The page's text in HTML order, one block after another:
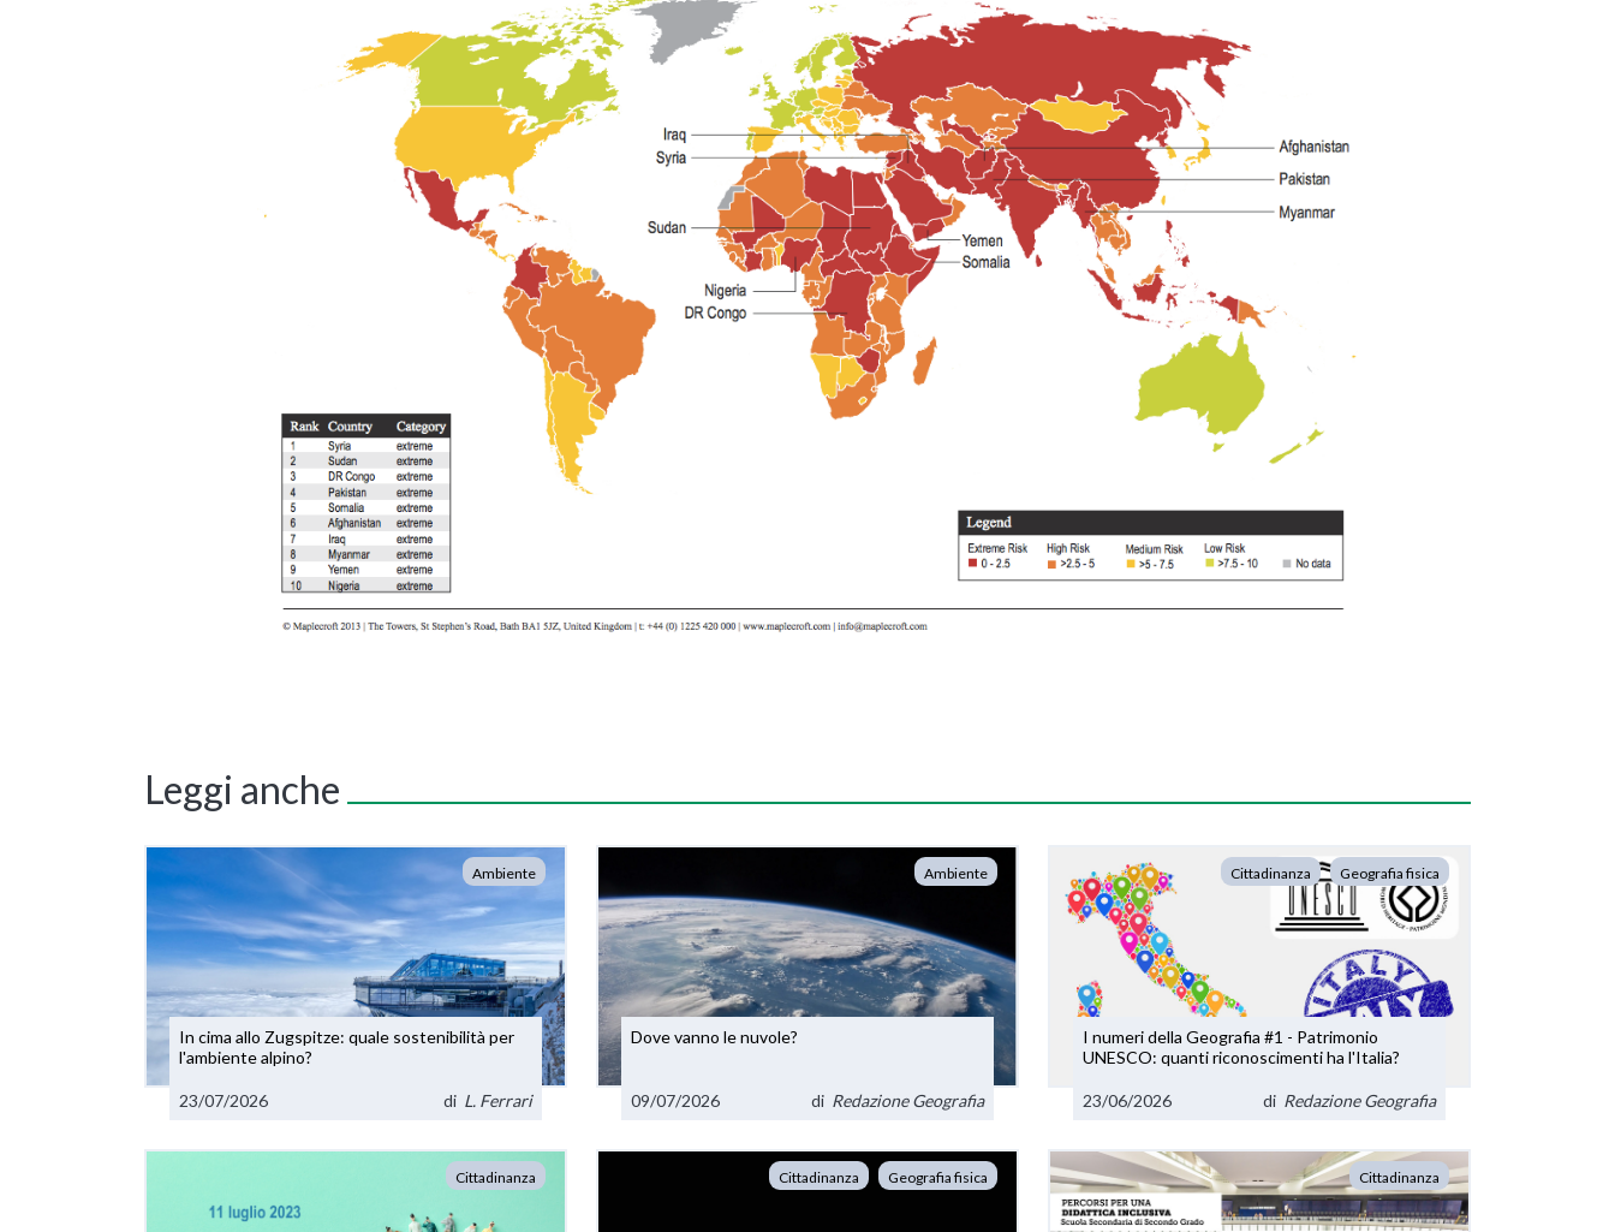
Leggi anche
Ambiente
In cima allo Zugspitze: quale sostenibilità per
l'ambiente alpino?
23/07/2026 di L. Ferrari
Ambiente
Dove vanno le nuvole?
09/07/2026 di Redazione Geografia
Cittadinanza Geografia fisica
I numeri della Geografia #1 - Patrimonio
UNESCO: quanti riconoscimenti ha l'Italia?
23/06/2026 di Redazione Geografia
Cittadinanza Cittadinanza Geografia fisica Cittadinanza